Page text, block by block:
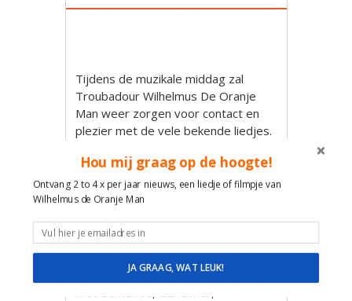
Tijdens de muzikale middag zal
Troubadour Wilhelmus De Oranje
Man weer zorgen voor contact en
plezier met de vele bekende liedjes.
Maak met liedjes contact en plezier!
Wilhelmus de Oranje Man
Muzikale reis door de tijd en feest
van herkenning met Hollandse
liedjes van Toen en nu!
Veel ervaring, plezier, ruimte en
geduld in de omgang met mensen
met dementie, alzheimer,
Hou mij graag op de hoogte!
Ontvang 2 to 4 x per jaar nieuws, een liedje of filmpje van
Wilhelmus de Oranje Man
JA GRAAG, WAT LEUK!